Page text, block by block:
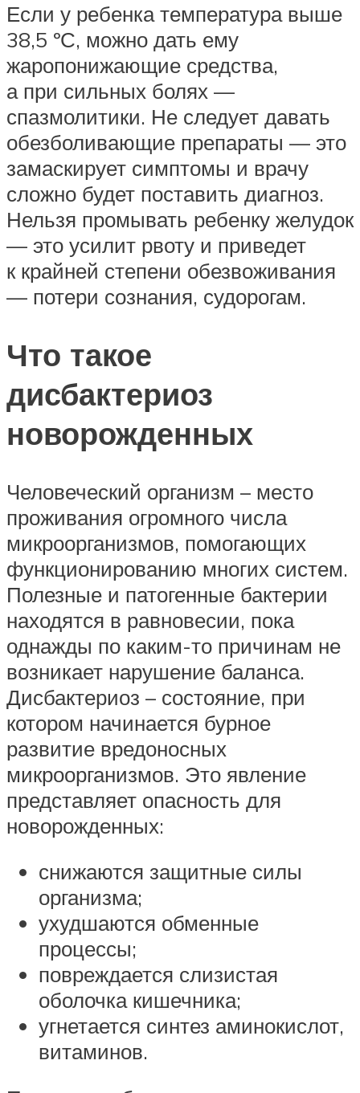
Если у ребенка температура выше
38,5 ºС, можно дать ему
жаропонижающие средства,
а при сильных болях —
спазмолитики. Не следует давать
обезболивающие препараты — это
замаскирует симптомы и врачу
сложно будет поставить диагноз.
Нельзя промывать ребенку желудок
— это усилит рвоту и приведет
к крайней степени обезвоживания
— потери сознания, судорогам.
Что такое
дисбактериоз
новорожденных
Человеческий организм – место
проживания огромного числа
микроорганизмов, помогающих
функционированию многих систем.
Полезные и патогенные бактерии
находятся в равновесии, пока
однажды по каким-то причинам не
возникает нарушение баланса.
Дисбактериоз – состояние, при
котором начинается бурное
развитие вредоносных
микроорганизмов. Это явление
представляет опасность для
новорожденных:
снижаются защитные силы
организма;
ухудшаются обменные
процессы;
повреждается слизистая
оболочка кишечника;
угнетается синтез аминокислот,
витаминов.